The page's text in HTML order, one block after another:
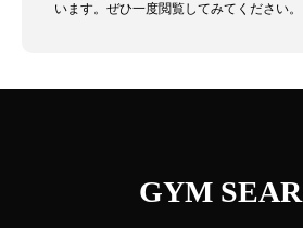
います。ぜひ一度閲覧してみてください。
GYM